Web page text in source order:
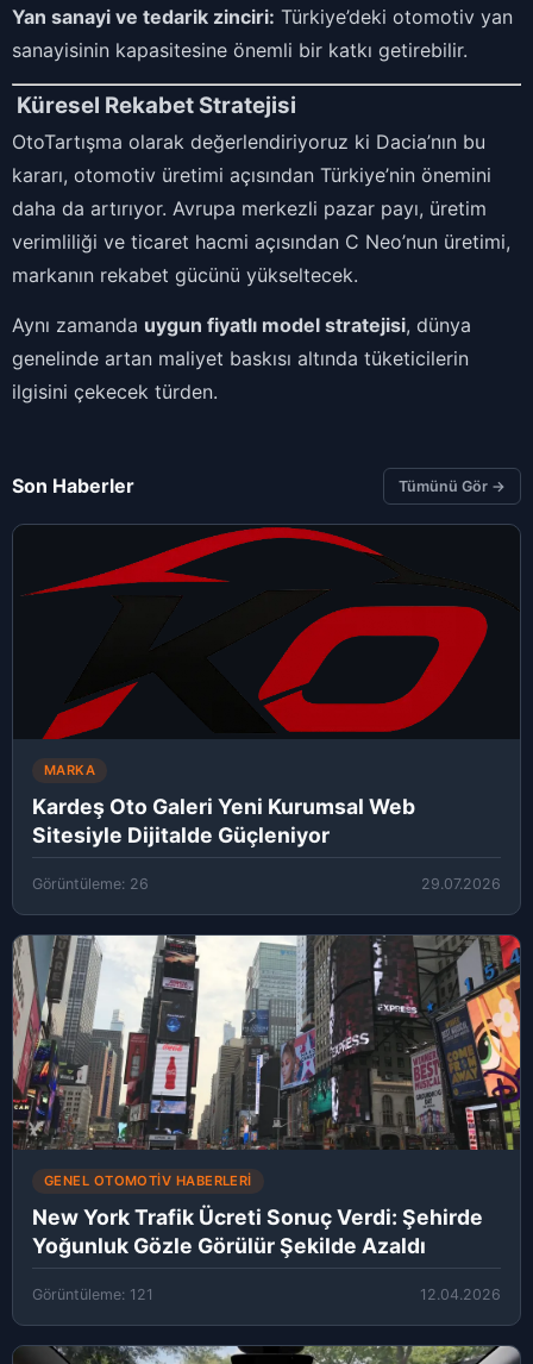
Yan sanayi ve tedarik zinciri: Türkiye’deki otomotiv yan
sanayisinin kapasitesine önemli bir katkı getirebilir.
Küresel Rekabet Stratejisi
OtoTartışma olarak değerlendiriyoruz ki Dacia’nın bu
kararı, otomotiv üretimi açısından Türkiye’nin önemini
daha da artırıyor. Avrupa merkezli pazar payı, üretim
verimliliği ve ticaret hacmi açısından C Neo’nun üretimi,
markanın rekabet gücünü yükseltecek.
Aynı zamanda uygun fiyatlı model stratejisi, dünya
genelinde artan maliyet baskısı altında tüketicilerin
ilgisini çekecek türden.
Son Haberler Tümünü Gör →
MARKA
Kardeş Oto Galeri Yeni Kurumsal Web
Sitesiyle Dijitalde Güçleniyor
Görüntüleme: 26 29.07.2026
GENEL OTOMOTIV HABERLERI
New York Trafik Ücreti Sonuç Verdi: Şehirde
Yoğunluk Gözle Görülür Şekilde Azaldı
Görüntüleme: 121 12.04.2026